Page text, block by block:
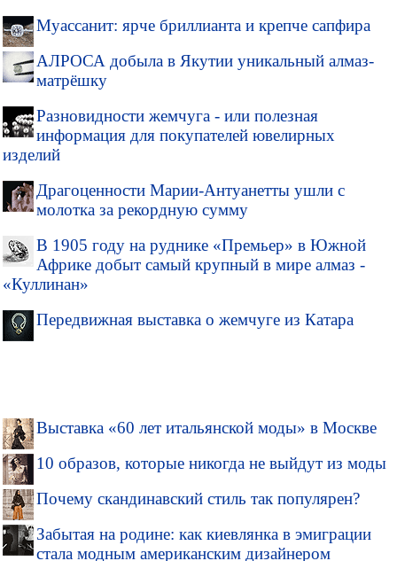
Муассанит: ярче бриллианта и крепче сапфира
АЛРОСА добыла в Якутии уникальный алмаз-
матрёшку
Разновидности жемчуга - или полезная
информация для покупателей ювелирных
изделий
Драгоценности Марии-Антуанетты ушли с
молотка за рекордную сумму
В 1905 году на руднике «Премьер» в Южной
Африке добыт самый крупный в мире алмаз -
«Куллинан»
Передвижная выставка о жемчуге из Катара
Выставка «60 лет итальянской моды» в Москве
10 образов, которые никогда не выйдут из моды
Почему скандинавский стиль так популярен?
Забытая на родине: как киевлянка в эмиграции
стала модным американским дизайнером